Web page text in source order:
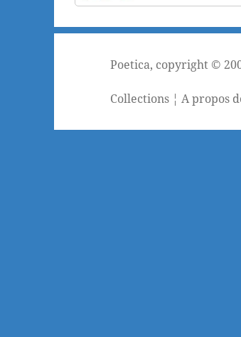
Poetica, copyright ©
Collections ¦A propos